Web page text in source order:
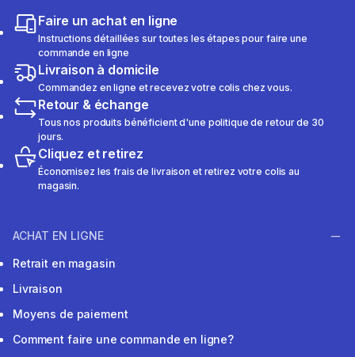
Faire un achat en ligne
Instructions détaillées sur toutes les étapes pour faire une
commande en ligne
Livraison à domicile
Commandez en ligne et recevez votre colis chez vous.
Retour & échange
Tous nos produits bénéficient d'une politique de retour de 30
jours.
Cliquez et retirez
Économisez les frais de livraison et retirez votre colis au
magasin.
ACHAT EN LIGNE
Retrait en magasin
Livraison
Moyens de paiement
Comment faire une commande en ligne?